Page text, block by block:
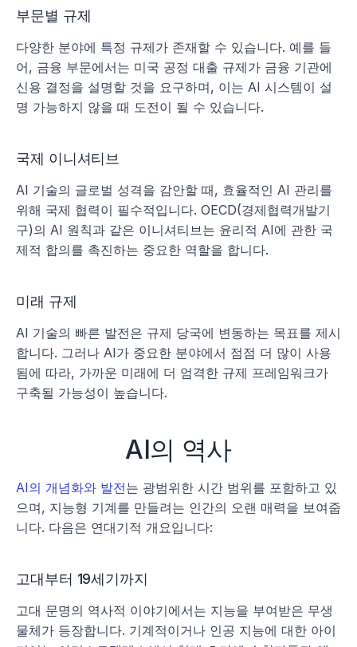
부문별 규제
다양한 분야에 특정 규제가 존재할 수 있습니다. 예를 들
어, 금융 부문에서는 미국 공정 대출 규제가 금융 기관에
신용 결정을 설명할 것을 요구하며, 이는 AI 시스템이 설
명 가능하지 않을 때 도전이 될 수 있습니다.
국제 이니셔티브
AI 기술의 글로벌 성격을 감안할 때, 효율적인 AI 관리를
위해 국제 협력이 필수적입니다. OECD(경제협력개발기
구)의 AI 원칙과 같은 이니셔티브는 윤리적 AI에 관한 국
제적 합의를 촉진하는 중요한 역할을 합니다.
미래 규제
AI 기술의 빠른 발전은 규제 당국에 변동하는 목표를 제시
합니다. 그러나 AI가 중요한 분야에서 점점 더 많이 사용
됨에 따라, 가까운 미래에 더 엄격한 규제 프레임워크가
구축될 가능성이 높습니다.
AI의 역사
AI의 개념화와 발전는 광범위한 시간 범위를 포함하고 있
으며, 지능형 기계를 만들려는 인간의 오랜 매력을 보여줍
니다. 다음은 연대기적 개요입니다:
고대부터 19세기까지
고대 문명의 역사적 이야기에서는 지능을 부여받은 무생
물체가 등장합니다. 기계적이거나 인공 지능에 대한 아이